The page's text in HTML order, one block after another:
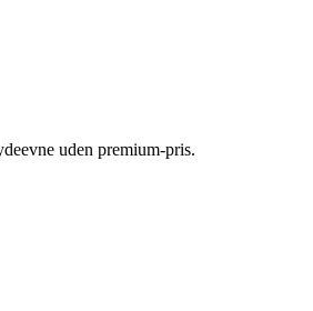
uden premium-pris.